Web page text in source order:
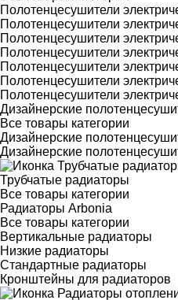
Полотенцесушители
Полотенцесушители
Полотенцесушители
Полотенцесушители
Полотенцесушители
Полотенцесушители
Полотенцесушители
Дизайнерские
Все товары категории
Дизайнерские
Дизайнерские
Трубчатые радиаторы
Все товары категории
Радиаторы Arbonia
Все товары категории
Вертикальные радиаторы
Низкие радиаторы
Стандартные радиаторы
Кронштейны для радиаторов